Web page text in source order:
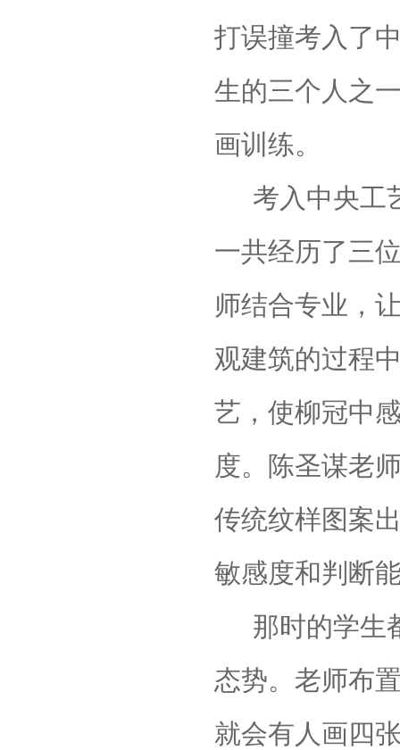
打误撞考入了
生的三个人之
画训练。
考入中央工
一共经历了三
师结合专业，
观建筑的过程
艺，使柳冠中
度。陈圣谋老
传统纹样图案
敏感度和判断
那时的学生
态势。老师布
就会有人画四